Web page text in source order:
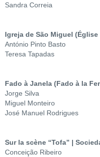
Sandra Correia
Igreja de São Miguel
António Pinto Basto
Teresa Tapadas
Fado à Janela (Fado à la
Jorge Silva
Miguel Monteiro
José Manuel Rodrigues
Sur la scène “Tofa” |
Conceição Ribeiro